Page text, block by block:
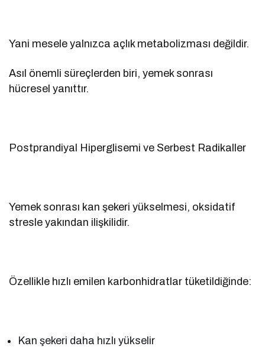
Yani mesele yalnızca açlık metabolizması değildir.
Asıl önemli süreçlerden biri, yemek sonrası
hücresel yanıttır.
Postprandiyal Hiperglisemi ve Serbest Radikaller
Yemek sonrası kan şekeri yükselmesi, oksidatif
stresle yakından ilişkilidir.
Özellikle hızlı emilen karbonhidratlar tüketildiğinde:
Kan şekeri daha hızlı yükselir